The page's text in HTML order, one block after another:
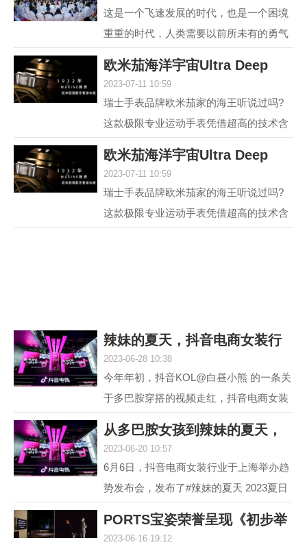
这是一个飞速发展的时代，也是一个困境
重重的时代，人类需要以前所未有的勇气
不可或缺的组成部分...
欧米茄海洋宇宙Ultra Deep
2023-07-11 10:59
瑞士手表品牌欧米茄家的海王听说过吗?
这款极限专业运动手表凭借超高的技术含
议，它就是欧米茄海...
欧米茄海洋宇宙Ultra Deep
2023-07-11 10:59
瑞士手表品牌欧米茄家的海王听说过吗?
这款极限专业运动手表凭借超高的技术含
辣妹的夏天，抖音电商女装行
2023-06-28 10:38
今年年初，抖音KOL@白昼小熊 的一条关
于多巴胺穿搭的视频走红，抖音电商女装
最终，#多巴胺女孩 ...
从多巴胺女孩到辣妹的夏天，
2023-06-20 10:57
6月6日，抖音电商女装行业于上海举办趋
势发布会，发布了#辣妹的夏天 2023夏日
计，截至目前，#辣...
PORTS宝姿荣誉呈现《初步举
2023-06-16 19:12